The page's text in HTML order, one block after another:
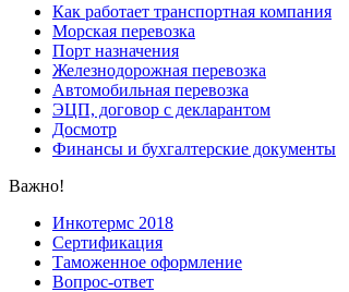
Как работает транспортная компания
Морская перевозка
Порт назначения
Железнодорожная перевозка
Автомобильная перевозка
ЭЦП, договор с декларантом
Досмотр
Финансы и бухгалтерские документы
Важно!
Инкотермс 2018
Сертификация
Таможенное оформление
Вопрос-ответ